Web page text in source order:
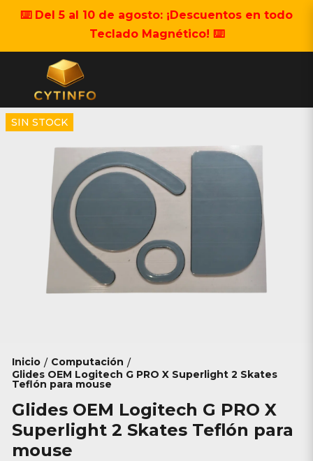
⌨️ Del 5 al 10 de agosto: ¡Descuentos en todo
Teclado Magnético! ⌨️
SIN STOCK
Inicio / Computación /
Glides OEM Logitech G PRO X Superlight 2 Skates
Teflón para mouse
Glides OEM Logitech G PRO X
Superlight 2 Skates Teflón para
mouse